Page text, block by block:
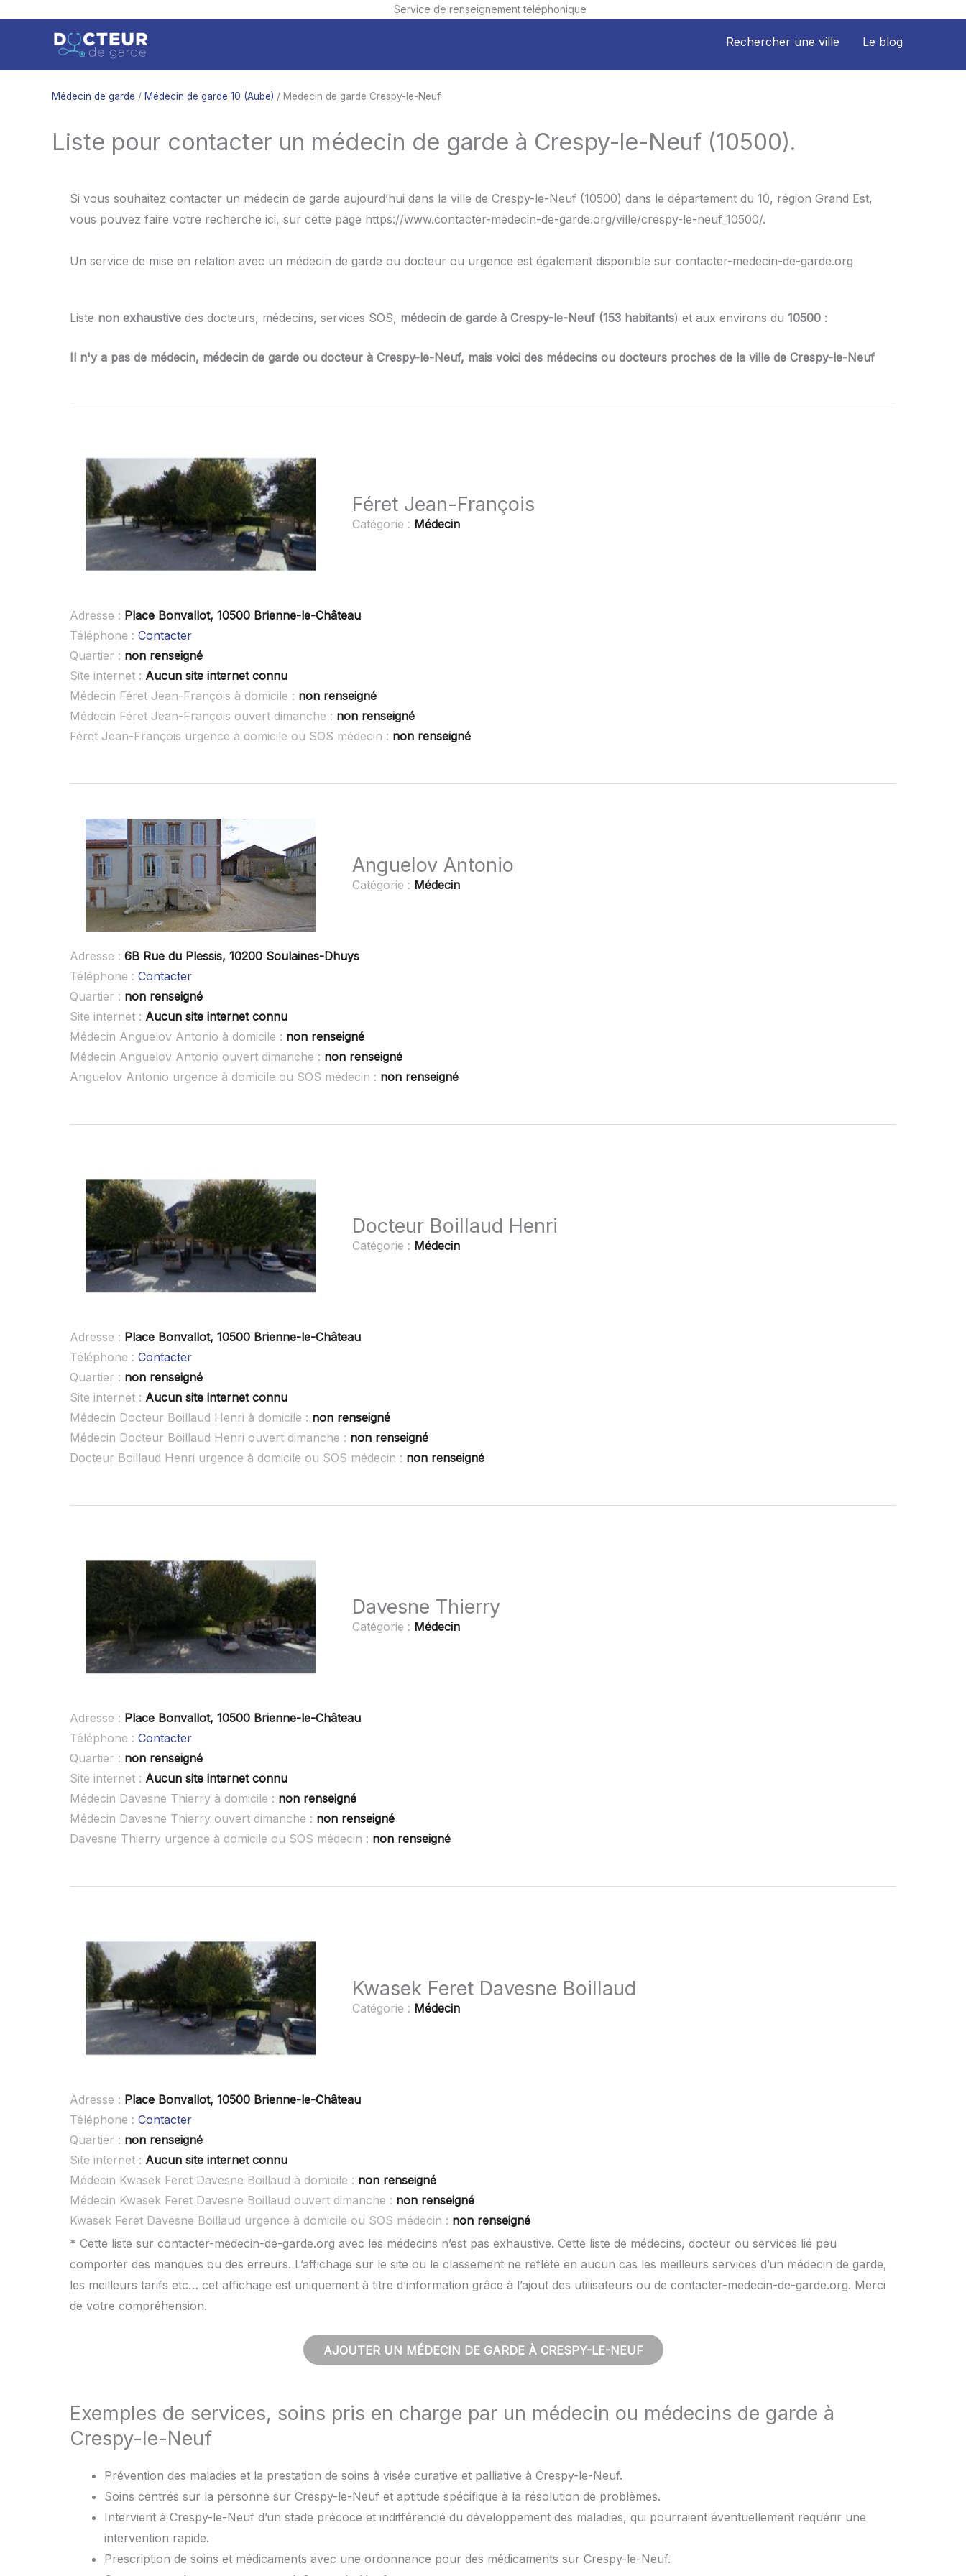
Service de renseignement téléphonique
contenu
Rechercher une ville Le blog
Médecin de garde / Médecin de garde 10 (Aube) / Médecin de garde Crespy-le-Neuf
Liste pour contacter un médecin de garde à Crespy-le-Neuf (10500).
Si vous souhaitez contacter un médecin de garde aujourd’hui dans la ville de Crespy-le-Neuf (10500) dans le département du 10, région Grand Est,
vous pouvez faire votre recherche ici, sur cette page https://www.contacter-medecin-de-garde.org/ville/crespy-le-neuf_10500/.
Un service de mise en relation avec un médecin de garde ou docteur ou urgence est également disponible sur contacter-medecin-de-garde.org
Liste non exhaustive des docteurs, médecins, services SOS, médecin de garde à Crespy-le-Neuf (153 habitants) et aux environs du 10500 :
Il n'y a pas de médecin, médecin de garde ou docteur à Crespy-le-Neuf, mais voici des médecins ou docteurs proches de la ville de Crespy-le-Neuf
Féret Jean-François
Catégorie : Médecin
Adresse : Place Bonvallot, 10500 Brienne-le-Château
Téléphone : Contacter
Quartier : non renseigné
Site internet : Aucun site internet connu
Médecin Féret Jean-François à domicile : non renseigné
Médecin Féret Jean-François ouvert dimanche : non renseigné
Féret Jean-François urgence à domicile ou SOS médecin : non renseigné
Anguelov Antonio
Catégorie : Médecin
Adresse : 6B Rue du Plessis, 10200 Soulaines-Dhuys
Téléphone : Contacter
Quartier : non renseigné
Site internet : Aucun site internet connu
Médecin Anguelov Antonio à domicile : non renseigné
Médecin Anguelov Antonio ouvert dimanche : non renseigné
Anguelov Antonio urgence à domicile ou SOS médecin : non renseigné
Docteur Boillaud Henri
Catégorie : Médecin
Adresse : Place Bonvallot, 10500 Brienne-le-Château
Téléphone : Contacter
Quartier : non renseigné
Site internet : Aucun site internet connu
Médecin Docteur Boillaud Henri à domicile : non renseigné
Médecin Docteur Boillaud Henri ouvert dimanche : non renseigné
Docteur Boillaud Henri urgence à domicile ou SOS médecin : non renseigné
Davesne Thierry
Catégorie : Médecin
Adresse : Place Bonvallot, 10500 Brienne-le-Château
Téléphone : Contacter
Quartier : non renseigné
Site internet : Aucun site internet connu
Médecin Davesne Thierry à domicile : non renseigné
Médecin Davesne Thierry ouvert dimanche : non renseigné
Davesne Thierry urgence à domicile ou SOS médecin : non renseigné
Kwasek Feret Davesne Boillaud
Catégorie : Médecin
Adresse : Place Bonvallot, 10500 Brienne-le-Château
Téléphone : Contacter
Quartier : non renseigné
Site internet : Aucun site internet connu
Médecin Kwasek Feret Davesne Boillaud à domicile : non renseigné
Médecin Kwasek Feret Davesne Boillaud ouvert dimanche : non renseigné
Kwasek Feret Davesne Boillaud urgence à domicile ou SOS médecin : non renseigné
* Cette liste sur contacter-medecin-de-garde.org avec les médecins n’est pas exhaustive. Cette liste de médecins, docteur ou services lié peu
comporter des manques ou des erreurs. L’affichage sur le site ou le classement ne reflète en aucun cas les meilleurs services d’un médecin de garde,
les meilleurs tarifs etc… cet affichage est uniquement à titre d’information grâce à l’ajout des utilisateurs ou de contacter-medecin-de-garde.org. Merci
de votre compréhension.
AJOUTER UN MÉDECIN DE GARDE À CRESPY-LE-NEUF
Exemples de services, soins pris en charge par un médecin ou médecins de garde à
Crespy-le-Neuf
Prévention des maladies et la prestation de soins à visée curative et palliative à Crespy-le-Neuf.
Soins centrés sur la personne sur Crespy-le-Neuf et aptitude spécifique à la résolution de problèmes.
Intervient à Crespy-le-Neuf d’un stade précoce et indifférencié du développement des maladies, qui pourraient éventuellement requérir une
intervention rapide.
Prescription de soins et médicaments avec une ordonnance pour des médicaments sur Crespy-le-Neuf.